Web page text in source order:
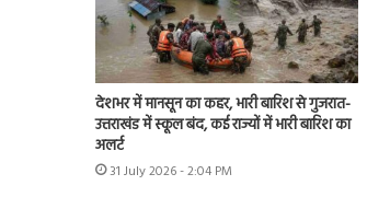
देशभर में मानसून का कहर, भारी बारिश से गुजरात-
उत्तराखंड में स्कूल बंद, कई राज्यों में भारी बारिश का
अलर्ट
31 July 2026 - 2:04 PM